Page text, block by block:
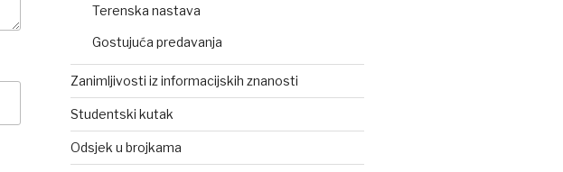
Terenska nastava
Gostujuća predavanja
Zanimljivosti iz informacijskih znanosti
Studentski kutak
Odsjek u brojkama